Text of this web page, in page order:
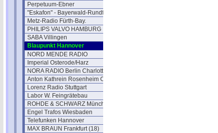
Perpetuum-Ebner
"Eskafon" - Bayerwald-Rundfunk
Metz-Radio Fürth-Bay.
PHILIPS VALVO HAMBURG
SABA Villingen
Blaupunkt Hannover
NORD MENDE RADIO
Imperial Osterode/Harz
NORA RADIO Berlin Charlottenburg
Anton Kathrein Rosenheim Obb.
Lorenz Radio Stuttgart
Labor W. Feingrätebau
ROHDE & SCHWARZ München
Engel Trafos Wiesbaden
Telefunken Hannover
MAX BRAUN Frankfurt (18)